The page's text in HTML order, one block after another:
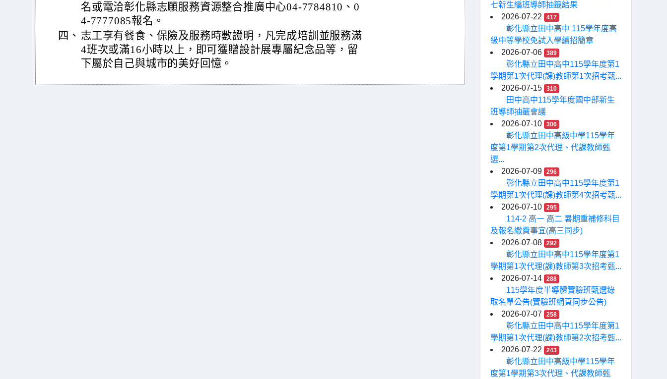
名或電洽彰化縣志願服務資源整合推廣中心04-7784810、0
4-7777085報名。
四、 志工享有餐食、保險及服務時數證明，凡完成培訓並服務滿
4班次或滿16小時以上，即可獲贈設計展專屬紀念品等，留
下屬於自己與城市的美好回憶。
七新生編班導師抽籤結果
2026-07-22
417
彰化縣立田中高中 115學年度高
級中等學校免試入學續招簡章
2026-07-06
389
彰化縣立田中高中115學年度第1
學期第1次代理(課)教師第1次招考甄...
2026-07-15
310
田中高中115學年度國中部新生
班導師抽籤會議
2026-07-10
306
彰化縣立田中高級中學115學年
度第1學期第2次代理、代課教師甄
選...
2026-07-09
296
彰化縣立田中高中115學年度第1
學期第1次代理(課)教師第4次招考甄...
2026-07-10
295
114-2 高一 高二 暑期重補修科目
及報名繳費事宜(高三同步)
2026-07-08
292
彰化縣立田中高中115學年度第1
學期第1次代理(課)教師第3次招考甄...
2026-07-14
288
115學年度半導體實驗班甄選錄
取名單公告(實驗班網頁同步公告)
2026-07-07
258
彰化縣立田中高中115學年度第1
學期第1次代理(課)教師第2次招考甄...
2026-07-22
243
彰化縣立田中高級中學115學年
度第1學期第3次代理、代課教師甄